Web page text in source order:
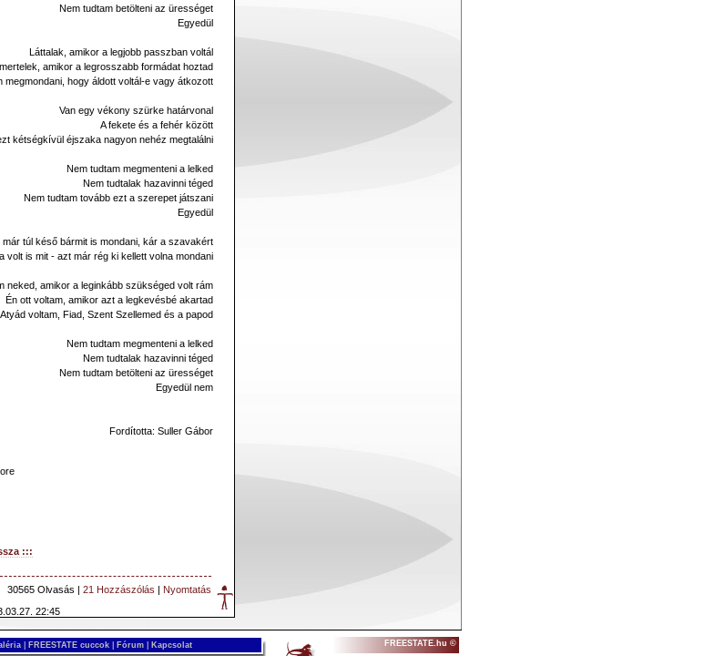
Nem tudtam betölteni az ürességet
Egyedül
Láttalak, amikor a legjobb passzban voltál
amikor a legrosszabb formádat hoztad
megmondani, hogy áldott voltál-e vagy átkozott
Van egy vékony szürke határvonal
A fekete és a fehér között
kétségkívül éjszaka nagyon nehéz megtalálni
Nem tudtam megmenteni a lelked
Nem tudtalak hazavinni téged
Nem tudtam tovább ezt a szerepet játszani
Egyedül
már túl késő bármit is mondani, kár a szavakért
volt is mit - azt már rég ki kellett volna mondani
neked, amikor a leginkább szükséged volt rám
Én ott voltam, amikor azt a legkevésbé akartad
Atyád voltam, Fiad, Szent Szellemed és a papod
Nem tudtam megmenteni a lelked
Nem tudtalak hazavinni téged
Nem tudtam betölteni az ürességet
Egyedül nem
Fordította: Suller Gábor
:::
30565 Olvasás | 21 Hozzászólás | Nyomtatás
22:45
FREESTATE cuccok Fórum Kapcsolat FREESTATE.hu ©